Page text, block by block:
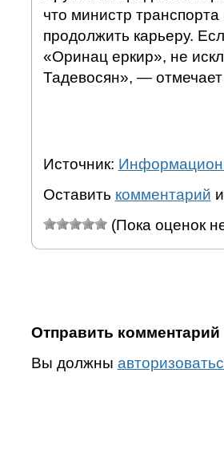
что министр
продолжить карьеру.
«Оринац еркир», не
Тадевосян», —
Источник:
Оставить комментарий
(Пока оценок
Отправить комментарий
Вы должны